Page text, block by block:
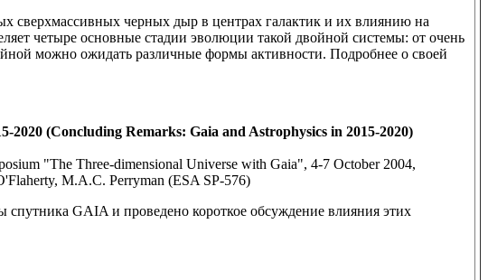
сверхмассивных черных дыр в центрах галактик и их влиянию на
четыре основные стадии эволюции такой двойной системы: от очень
можно ожидать различные формы активности. Подробнее о своей
2020 (Concluding Remarks: Gaia and Astrophysics in 2015-2020)
"The Three-dimensional Universe with Gaia", 4-7 October 2004,
M.A.C. Perryman (ESA SP-576)
GAIA и проведено короткое обсуждение влияния этих